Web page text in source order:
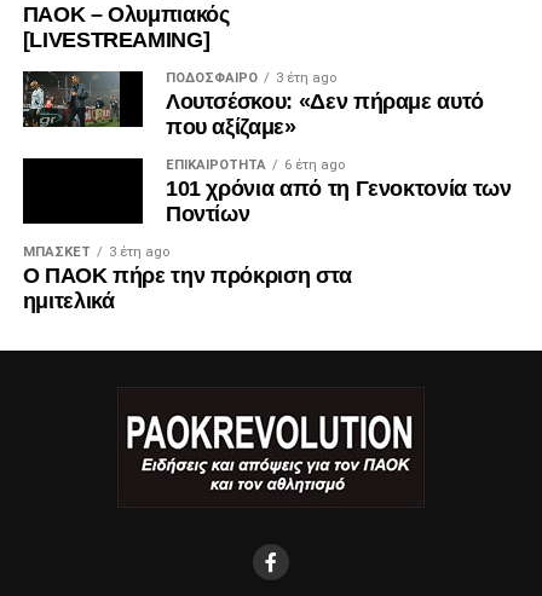
ΠΑΟΚ – Ολυμπιακός
[LIVESTREAMING]
ΠΟΔΌΣΦΑΙΡΟ 3 έτη ago
Λουτσέσκου: «Δεν πήραμε αυτό
που αξίζαμε»
ΕΠΙΚΑΙΡΌΤΗΤΑ 6 έτη ago
101 χρόνια από τη Γενοκτονία των
Ποντίων
ΜΠΆΣΚΕΤ 3 έτη ago
Ο ΠΑΟΚ πήρε την πρόκριση στα
ημιτελικά